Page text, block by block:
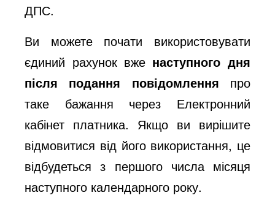
ДПС.
Ви можете почати використовувати
єдиний рахунок вже наступного дня
після подання повідомлення про
таке бажання через Електронний
кабінет платника. Якщо ви вирішите
відмовитися від його використання, це
відбудеться з першого числа місяця
наступного календарного року.